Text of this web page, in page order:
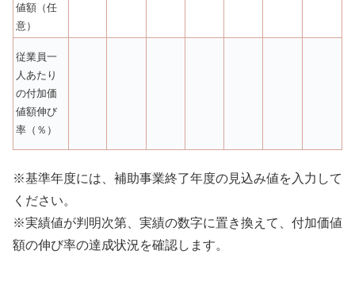
値額（任
意）
従業員一
人あたり
の付加価
値額伸び
率（％）
※基準年度には、補助事業終了年度の見込み値を入力して
ください。
※実績値が判明次第、実績の数字に置き換えて、付加価値
額の伸び率の達成状況を確認します。